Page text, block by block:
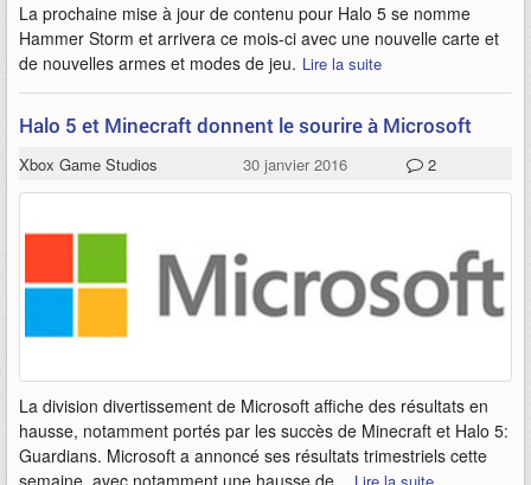
La prochaine mise à jour de contenu pour Halo 5 se nomme
Hammer Storm et arrivera ce mois-ci avec une nouvelle carte et
de nouvelles armes et modes de jeu. Lire la suite
Halo 5 et Minecraft donnent le sourire à Microsoft
Xbox Game Studios 30 janvier 2016 2
La division divertissement de Microsoft affiche des résultats en
hausse, notamment portés par les succès de Minecraft et Halo 5:
Guardians. Microsoft a annoncé ses résultats trimestriels cette
semaine, avec notamment une hausse de...